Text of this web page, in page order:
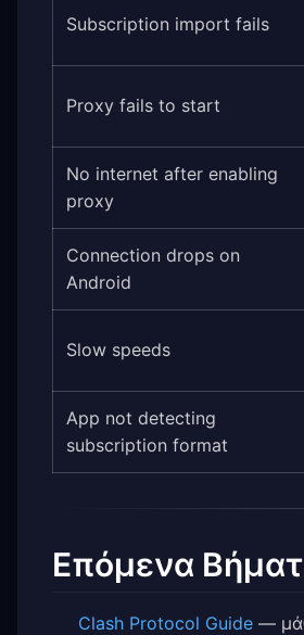
Subscription import fails
Proxy fails to start
No internet after enabling
proxy
Connection drops on
Android
Slow speeds
App not detecting
subscription format
Επόμενα
Clash Protocol Guide —